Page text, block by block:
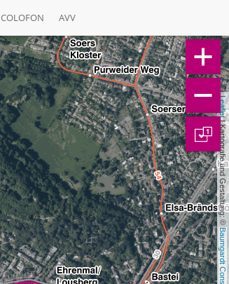
COLOFON AVV
Leaflet
| Kartografie und Gestaltung: ©
1